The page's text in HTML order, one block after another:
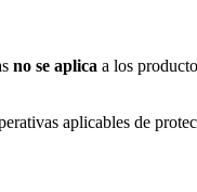
no se aplica a los
aplicables de